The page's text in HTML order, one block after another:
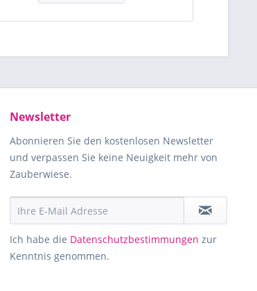
Newsletter
Abonnieren Sie den kostenlosen Newsletter
und verpassen Sie keine Neuigkeit mehr von
Zauberwiese.
Ich habe die Datenschutzbestimmungen zur
Kenntnis genommen.